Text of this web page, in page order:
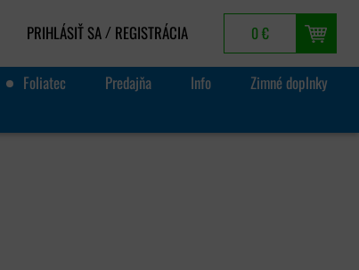
PRIHLÁSIŤ SA / REGISTRÁCIA 0 €
Foliatec Predajňa Info
Zimné doplnky